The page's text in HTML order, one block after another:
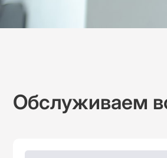
Обслуживаем